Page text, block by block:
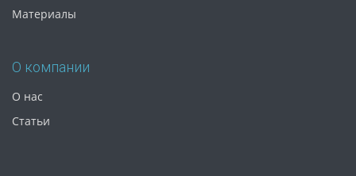
Материалы
О компании
О нас
Статьи